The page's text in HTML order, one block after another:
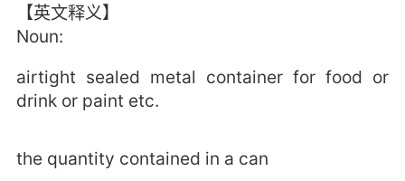
【英文释义】
Noun:
airtight sealed metal container for food or
drink or paint etc.
the quantity contained in a can